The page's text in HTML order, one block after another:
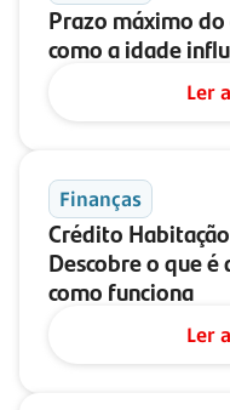
Prazo máximo
como a idade
Ler
Finanças
Crédito
Descobre o que é
como funciona
Ler